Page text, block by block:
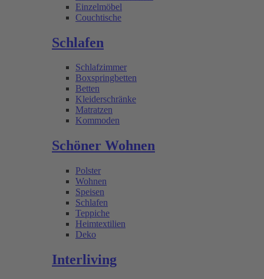
Einzelmöbel
Couchtische
Schlafen
Schlafzimmer
Boxspringbetten
Betten
Kleiderschränke
Matratzen
Kommoden
Schöner Wohnen
Polster
Wohnen
Speisen
Schlafen
Teppiche
Heimtextilien
Deko
Interliving